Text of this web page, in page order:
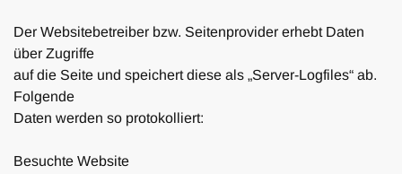
Der Websitebetreiber bzw. Seitenprovider erhebt Daten
über Zugriffe
auf die Seite und speichert diese als „Server-Logfiles“ ab.
Folgende
Daten werden so protokolliert:
Besuchte Website